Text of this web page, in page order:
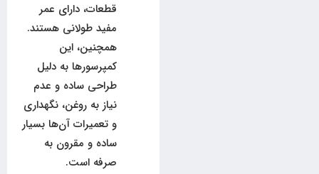
قطعات، دارای عمر
مفید طولانی هستند.
همچنین، این
کمپرسورها به دلیل
طراحی ساده و عدم
نیاز به روغن، نگهداری
و تعمیرات آن‌ها بسیار
ساده و مقرون به
صرفه است.